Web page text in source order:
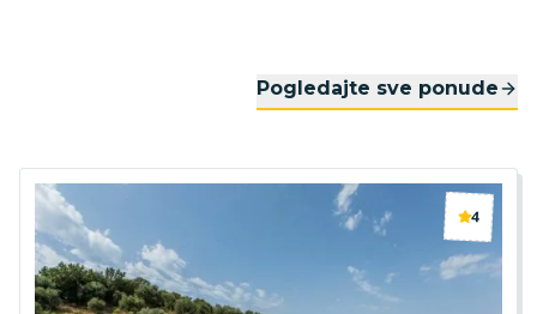
Pogledajte sve ponude
4